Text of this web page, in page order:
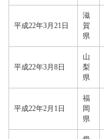
平成22年3月21日
滋
賀
県
平成22年3月8日
山
梨
県
平成22年2月1日
福
岡
県